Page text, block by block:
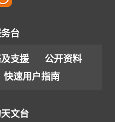
台
支援
公开资料
快速用户指南
文台